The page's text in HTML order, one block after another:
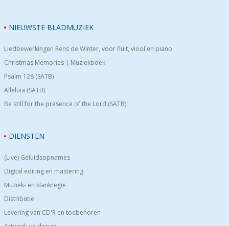
NIEUWSTE BLADMUZIEK
Liedbewerkingen Rens de Winter, voor fluit, viool en piano
Christmas Memories | Muziekboek
Psalm 128 (SATB)
Alleluia (SATB)
Be still for the presence of the Lord (SATB)
DIENSTEN
(Live) Geluidsopnames
Digital editing en mastering
Muziek- en klankregie
Distributie
Levering van CD'R en toebehoren